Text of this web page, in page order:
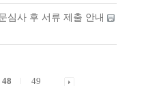
심사 후 서류 제출 안내
48 49